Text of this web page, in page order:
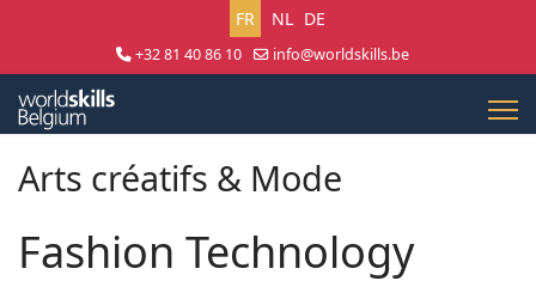
Sélectionnez votre langue
FR NL DE
+32 81 40 86 10
info@worldskills.be
Arts créatifs & Mode
Fashion Technology